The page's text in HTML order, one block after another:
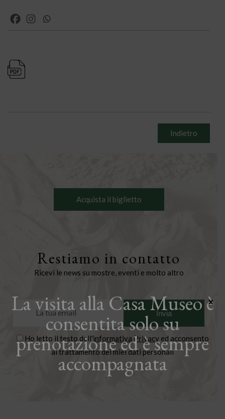
Indietro
Acquista il biglietto
Restiamo in contatto
Ricevi le news su mostre, eventi e molto altro
Ho letto il testo dell'informativa Privacyed acconsento
al trattamento dei miei dati personali
La visita alla Casa Museo è
consentita solo su
prenotazione ed è sempre
accompagnata
×